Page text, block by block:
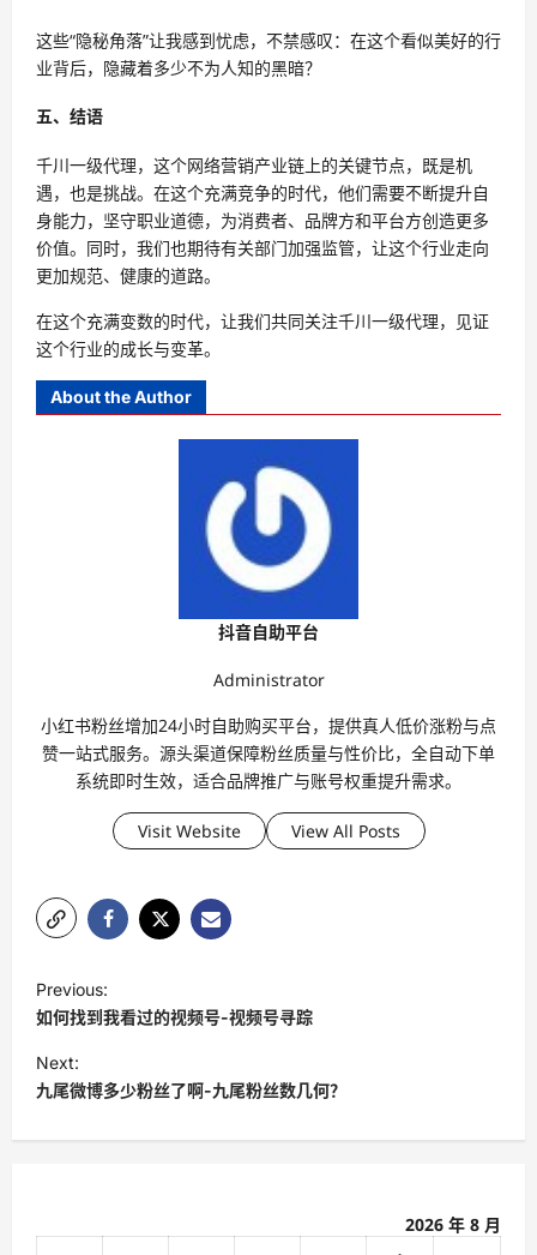
这些“隐秘角落”让我感到忧虑，不禁感叹：在这个看似美好的行
业背后，隐藏着多少不为人知的黑暗？
五、结语
千川一级代理，这个网络营销产业链上的关键节点，既是机
遇，也是挑战。在这个充满竞争的时代，他们需要不断提升自
身能力，坚守职业道德，为消费者、品牌方和平台方创造更多
价值。同时，我们也期待有关部门加强监管，让这个行业走向
更加规范、健康的道路。
在这个充满变数的时代，让我们共同关注千川一级代理，见证
这个行业的成长与变革。
About the Author
抖音自助平台
Administrator
小红书粉丝增加24小时自助购买平台，提供真人低价涨粉与点
赞一站式服务。源头渠道保障粉丝质量与性价比，全自动下单
系统即时生效，适合品牌推广与账号权重提升需求。
Visit Website View All Posts
P
o
s
t
i
Previous:
如何找到我看过的视频号-视频号寻踪
Next:
九尾微博多少粉丝了啊-九尾粉丝数几何？
2026 年 8 月